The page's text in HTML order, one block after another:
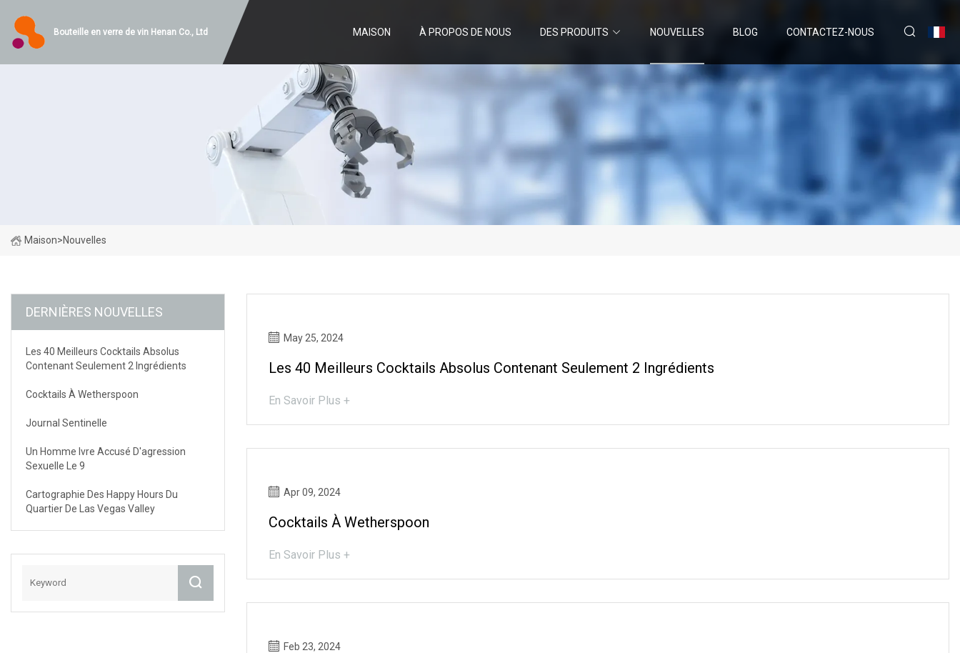
Bouteille en verre de vin Henan Co., Ltd MAISON À PROPOS DE NOUS DES PRODUITS NOUVELLES BLOG CONTACTEZ-NOUS
Maison>Nouvelles
DERNIÈRES NOUVELLES
Les 40 Meilleurs Cocktails Absolus
Contenant Seulement 2 Ingrédients
Cocktails À Wetherspoon
Journal Sentinelle
Un Homme Ivre Accusé D'agression
Sexuelle Le 9
Cartographie Des Happy Hours Du
Quartier De Las Vegas Valley
May 25, 2024
Les 40 Meilleurs Cocktails Absolus Contenant Seulement 2 Ingrédients
En Savoir Plus +
Apr 09, 2024
Cocktails À Wetherspoon
En Savoir Plus +
Feb 23, 2024